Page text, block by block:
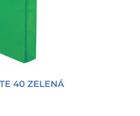
40 ZELENÁ